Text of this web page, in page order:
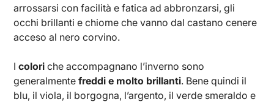
arrossarsi con facilità e fatica ad abbronzarsi, gli
occhi brillanti e chiome che vanno dal castano cenere
acceso al nero corvino.
Icolori che accompagnano l’inverno sono
generalmentefreddi e molto brillanti. Bene quindi il
blu, il viola, il borgogna, l’argento, il verde smeraldo e